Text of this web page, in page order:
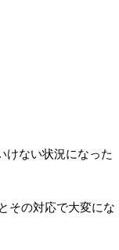
けない状況になった
その対応で大変にな